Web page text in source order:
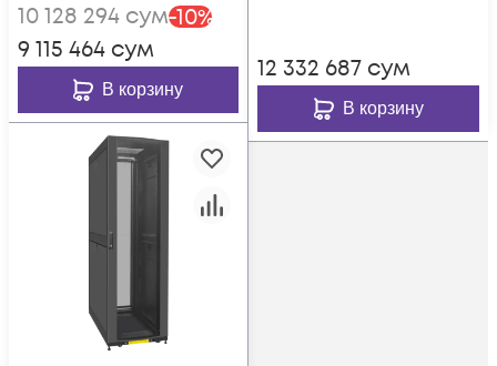
10 128 294 сум-10%
9 115 464 сум
В корзину
12 332 687 сум
В корзину